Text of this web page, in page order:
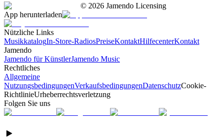
© 2026 Jamendo Licensing
App herunterladen
Nützliche Links
MusikkatalogIn-Store-RadiosPreiseKontaktHilfecenterKontakt
Jamendo
Jamendo für KünstlerJamendo Music
Rechtliches
Allgemeine
NutzungsbedingungenVerkaufsbedingungenDatenschutzCookie-
RichtlinieUrheberrechtsverletzung
Folgen Sie uns